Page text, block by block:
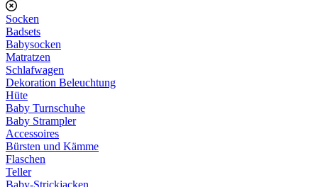
Socken
Badsets
Babysocken
Matratzen
Schlafwagen
Dekoration Beleuchtung
Hüte
Baby Turnschuhe
Baby Strampler
Accessoires
Bürsten und Kämme
Flaschen
Teller
Baby-Strickjacken